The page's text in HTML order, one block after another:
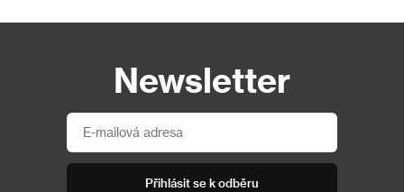
Newsletter
Přihlásit se k odběru